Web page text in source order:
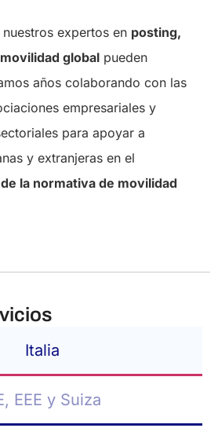
expertos en posting,
global pueden
años colaborando con las
empresariales y
para apoyar a
y extranjeras en el
la normativa de movilidad
Italia
EEE y Suiza